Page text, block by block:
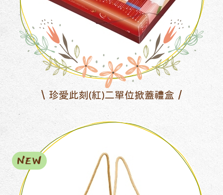
珍愛此刻(紅)二單位掀蓋禮盒
NEW